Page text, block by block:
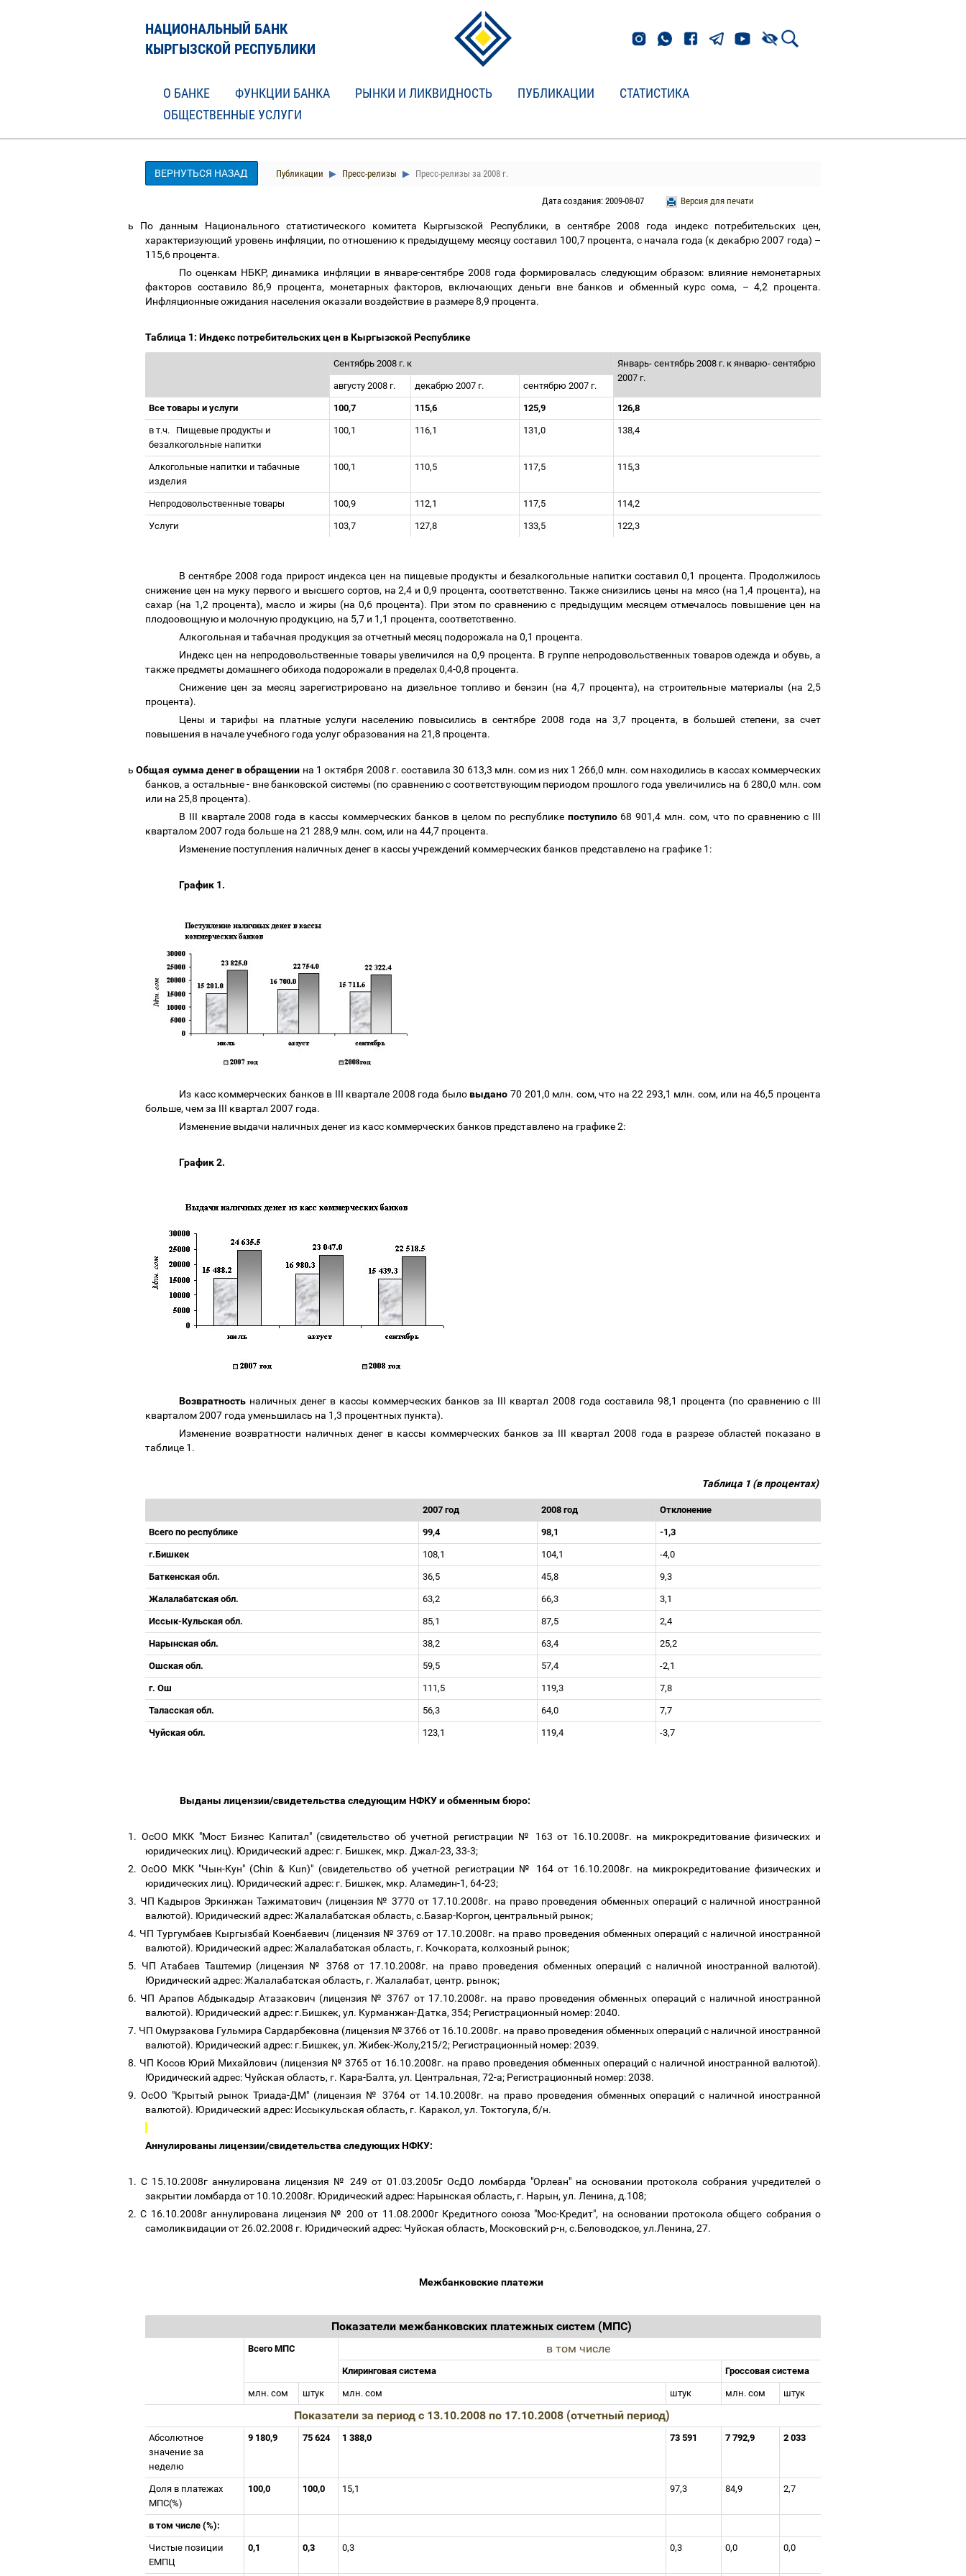
НАЦИОНАЛЬНЫЙ БАНК
КЫРГЫЗСКОЙ РЕСПУБЛИКИ
О БАНКЕ ФУНКЦИИ БАНКА РЫНКИ И ЛИКВИДНОСТЬ ПУБЛИКАЦИИ
СТАТИСТИКА
ОБЩЕСТВЕННЫЕ УСЛУГИ
ВЕРНУТЬСЯ НАЗАД Публикации Пресс-релизы Пресс-релизы за 2008 г.
Версия для печати
Дата создания: 2009-08-07
ь
По данным Национального статистического комитета Кыргызской Республики, в сентябре 2008 года индекс потребительских цен,
характеризующий уровень инфляции, по отношению к предыдущему месяцу составил 100,7 процента, с начала года (к декабрю 2007 года) –
115,6 процента.
По оценкам НБКР, динамика инфляции в январе-сентябре 2008 года формировалась следующим образом: влияние немонетарных
факторов составило 86,9 процента, монетарных факторов, включающих деньги вне банков и обменный курс сома, – 4,2 процента.
Инфляционные ожидания населения оказали воздействие в размере 8,9 процента.
Таблица 1: Индекс потребительских цен в Кыргызской Республике
Сентябрь 2008 г. к
Январь- сентябрь 2008 г. к январю- сентябрю
2007 г.
августу 2008 г. декабрю 2007 г. сентябрю 2007 г.
Все товары и услуги 100,7 115,6 125,9 126,8
в т.ч.
Пищевые продукты и
безалкогольные напитки
100,1 116,1 131,0 138,4
Алкогольные напитки и табачные
изделия
100,1 110,5 117,5 115,3
Непродовольственные товары 100,9 112,1 117,5 114,2
Услуги 103,7 127,8 133,5 122,3
В сентябре 2008 года прирост индекса цен на пищевые продукты и безалкогольные напитки составил 0,1 процента. Продолжилось
снижение цен на муку первого и высшего сортов, на 2,4 и 0,9 процента, соответственно. Также снизились цены на мясо (на 1,4 процента), на
сахар (на 1,2 процента), масло и жиры (на 0,6 процента). При этом по сравнению с предыдущим месяцем отмечалось повышение цен на
плодоовощную и молочную продукцию, на 5,7 и 1,1 процента, соответственно.
Алкогольная и табачная продукция за отчетный месяц подорожала на 0,1 процента.
Индекс цен на непродовольственные товары увеличился на 0,9 процента. В группе непродовольственных товаров одежда и обувь, а
также предметы домашнего обихода подорожали в пределах 0,4-0,8 процента.
Снижение цен за месяц зарегистрировано на дизельное топливо и бензин (на 4,7 процента), на строительные материалы (на 2,5
процента).
Цены и тарифы на платные услуги населению повысились в сентябре 2008 года на 3,7 процента, в большей степени, за счет
повышения в начале учебного года услуг образования на 21,8 процента.
ь Общая сумма денег в обращении на 1 октября 2008 г. составила 30 613,3 млн. сом из них 1 266,0 млн. сом находились в кассах коммерческих
банков, а остальные - вне банковской системы (по сравнению с соответствующим периодом прошлого года увеличились на 6 280,0 млн. сом
или на 25,8 процента).
В III квартале 2008 года в кассы коммерческих банков в целом по республике поступило68 901,4 млн. сом, что по сравнению с III
кварталом 2007 года больше на 21 288,9 млн. сом, или на 44,7 процента.
Изменение поступления наличных денег в кассы учреждений коммерческих банков представлено на графике 1:
График 1.
Из касс коммерческих банков в III квартале 2008 года быловыдано 70 201,0 млн. сом, что на 22 293,1 млн. сом, или на 46,5 процента
больше, чем за III квартал 2007 года.
Изменение выдачи наличных денег из касс коммерческих банков представлено на графике 2:
График 2.
Возвратность наличных денег в кассы коммерческих банков за III квартал 2008 года составила 98,1 процента (по сравнению с III
кварталом 2007 года уменьшилась на 1,3 процентных пункта).
Изменение возвратности наличных денег в кассы коммерческих банков за III квартал 2008 года в разрезе областей показано в
таблице 1.
Таблица 1 (в процентах)
2007 год 2008 год Отклонение
Всего по республике 99,4 98,1 -1,3
г.Бишкек 108,1 104,1 -4,0
Баткенская обл. 36,5 45,8 9,3
Жалалабатская обл. 63,2 66,3 3,1
Иссык-Кульская обл. 85,1 87,5 2,4
Нарынская обл. 38,2 63,4 25,2
Ошская обл. 59,5 57,4 -2,1
г. Ош 111,5 119,3 7,8
Таласская обл. 56,3 64,0 7,7
Чуйская обл. 123,1 119,4 -3,7
Выданы лицензии/свидетельства следующим НФКУ и обменным бюро:
1. ОсОО МКК "Мост Бизнес Капитал" (свидетельство об учетной регистрации № 163 от 16.10.2008г. на микрокредитование физических и
юридических лиц). Юридический адрес: г. Бишкек, мкр. Джал-23, 33-3;
2. ОсОО МКК "Чын-Кун" (Chin & Kun)" (свидетельство об учетной регистрации № 164 от 16.10.2008г. на микрокредитование физических и
юридических лиц). Юридический адрес: г. Бишкек, мкр. Аламедин-1, 64-23;
3. ЧП Кадыров Эркинжан Тажиматович (лицензия № 3770 от 17.10.2008г. на право проведения обменных операций с наличной иностранной
валютой). Юридический адрес: Жалалабатская область, с.Базар-Коргон, центральный рынок;
4. ЧП Тургумбаев Кыргызбай Коенбаевич (лицензия № 3769 от 17.10.2008г. на право проведения обменных операций с наличной иностранной
валютой). Юридический адрес: Жалалабатская область, г. Кочкората, колхозный рынок;
5. ЧП Атабаев Таштемир (лицензия № 3768 от 17.10.2008г. на право проведения обменных операций с наличной иностранной валютой).
Юридический адрес: Жалалабатская область, г. Жалалабат, центр. рынок;
6. ЧП Арапов Абдыкадыр Атазакович (лицензия № 3767 от 17.10.2008г. на право проведения обменных операций с наличной иностранной
валютой). Юридический адрес: г.Бишкек, ул. Курманжан-Датка, 354; Регистрационный номер: 2040.
7. ЧП Омурзакова Гульмира Сардарбековна (лицензия № 3766 от 16.10.2008г. на право проведения обменных операций с наличной иностранной
валютой). Юридический адрес: г.Бишкек, ул. Жибек-Жолу,215/2; Регистрационный номер: 2039.
8. ЧП Косов Юрий Михайлович (лицензия № 3765 от 16.10.2008г. на право проведения обменных операций с наличной иностранной валютой).
Юридический адрес: Чуйская область, г. Кара-Балта, ул. Центральная, 72-а; Регистрационный номер: 2038.
9. ОсОО "Крытый рынок Триада-ДМ" (лицензия № 3764 от 14.10.2008г. на право проведения обменных операций с наличной иностранной
валютой). Юридический адрес: Иссыкульская область, г. Каракол, ул. Токтогула, б/н.
Аннулированы лицензии/свидетельства следующих НФКУ:
1. С 15.10.2008г аннулирована лицензия № 249 от 01.03.2005г ОсДО ломбарда "Орлеан" на основании протокола собрания учредителей о
закрытии ломбарда от 10.10.2008г. Юридический адрес: Нарынская область, г. Нарын, ул. Ленина, д.108;
2. С 16.10.2008г аннулирована лицензия № 200 от 11.08.2000г Кредитного союза "Мос-Кредит", на основании протокола общего собрания о
самоликвидации от 26.02.2008 г. Юридический адрес: Чуйская область, Московский р-н, с.Беловодское, ул.Ленина, 27.
Межбанковские платежи
Показатели межбанковских платежных систем (МПС)
Всего МПС в том числе
Клиринговая система Гроссовая система
млн. сом штук млн. сом штук млн. сом штук
Показатели за период с 13.10.2008 по 17.10.2008 (отчетный период)
Абсолютное
значение за
неделю
9 180,9 75 624 1 388,0 73 591 7 792,9 2 033
Доля в платежах
МПС(%)
100,0 100,0 15,1 97,3 84,9 2,7
в том числе (%):
Чистые позиции
ЕМПЦ
0,1 0,3 0,3 0,3 0,0 0,0